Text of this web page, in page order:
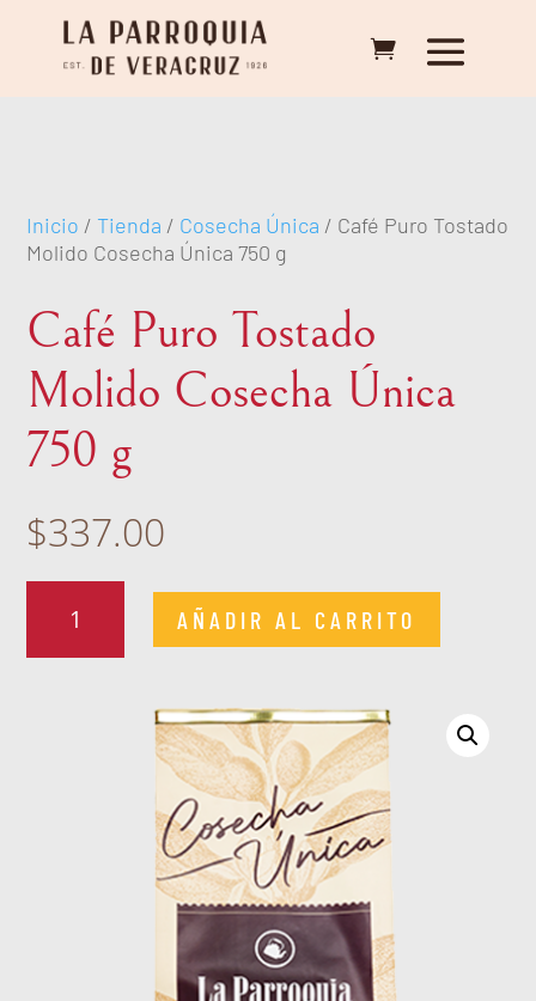
Inicio / Tienda / Cosecha Única / Café Puro Tostado
Molido Cosecha Única 750 g
Café Puro Tostado
Molido Cosecha Única
750 g
$337.00
AÑADIR AL CARRITO